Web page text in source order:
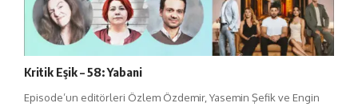
Kritik Eşik – 58: Yabani
Episode’un editörleri Özlem Özdemir, Yasemin Şefik ve Engin